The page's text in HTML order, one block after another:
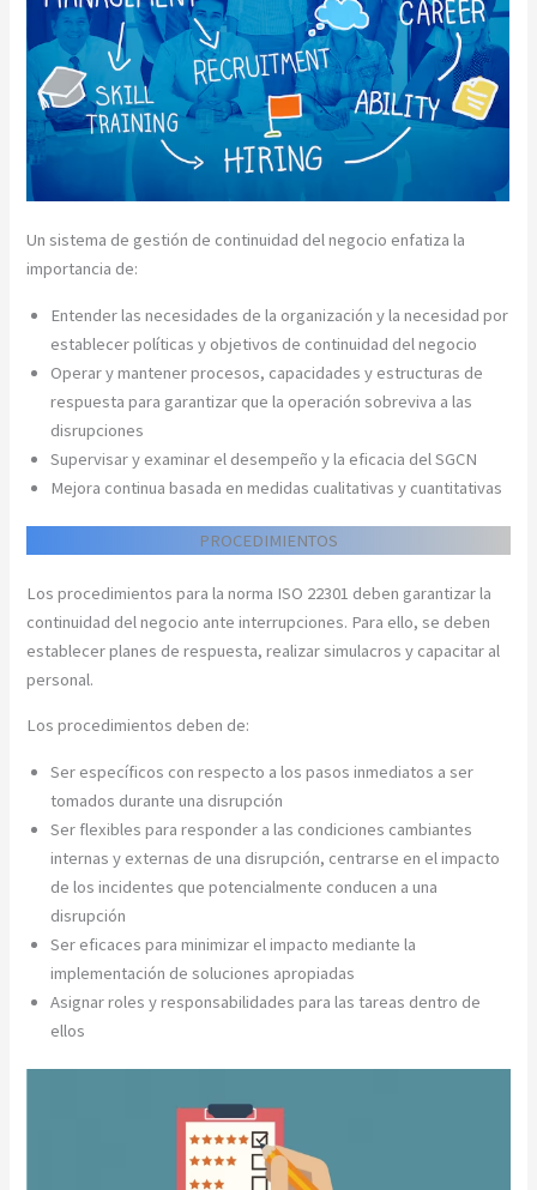
Un sistema de gestión de continuidad del negocio enfatiza la
importancia de:
Entender las necesidades de la organización y la necesidad por
establecer políticas y objetivos de continuidad del negocio
Operar y mantener procesos, capacidades y estructuras de
respuesta para garantizar que la operación sobreviva a las
disrupciones
Supervisar y examinar el desempeño y la eficacia del SGCN
Mejora continua basada en medidas cualitativas y cuantitativas
PROCEDIMIENTOS
Los procedimientos para la norma ISO 22301 deben garantizar la
continuidad del negocio ante interrupciones. Para ello, se deben
establecer planes de respuesta, realizar simulacros y capacitar al
personal.
Los procedimientos deben de:
Ser específicos con respecto a los pasos inmediatos a ser
tomados durante una disrupción
Ser flexibles para responder a las condiciones cambiantes
internas y externas de una disrupción, centrarse en el impacto
de los incidentes que potencialmente conducen a una
disrupción
Ser eficaces para minimizar el impacto mediante la
implementación de soluciones apropiadas
Asignar roles y responsabilidades para las tareas dentro de
ellos